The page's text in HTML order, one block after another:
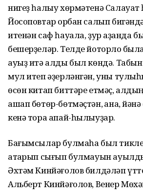
нигеҙ һалыу хөрмəтенə
Йосоповтар ҡорбан салып
итенəн саф һауала, ҙур ҡаҙанда
бешерҙелəр. Телде йоторлоҡ
ауыҙ итə алды был көндə.
мул итеп əҙерлəнгəн, уны
өсөн китап биттəре етмəҫ,
ашап бөтөр-бөтмəҫтəн, ҡана,
кенə тора апай-һылыуҙар.
Бағымсылар булмаһа был
атҡарып сығып булмауын
Əхтəм Кинйəғолов билдəлəп
Альберт Кинйəғолов, Венер